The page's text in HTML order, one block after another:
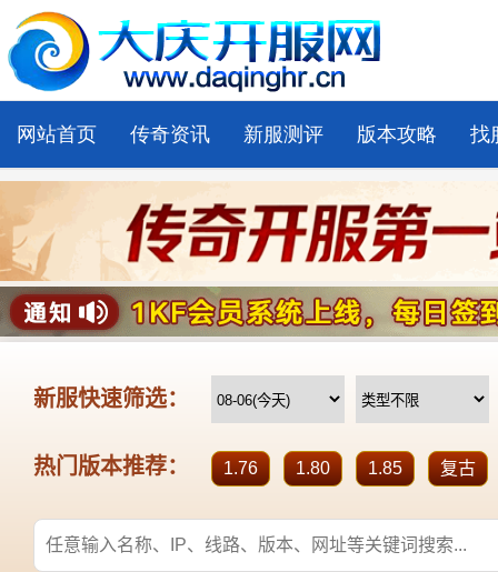
网站首页 传奇资讯 新服测评 版本攻略 找